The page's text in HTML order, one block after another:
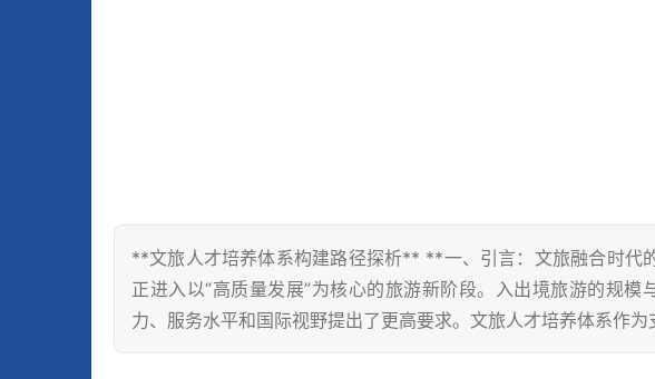
**文旅人才培养体系构建路径探析** **一、引言：文旅融合时代
正进入以“高质量发展”为核心的旅游新阶段。入出境旅游的规
力、服务水平和国际视野提出了更高要求。文旅人才培养体系作